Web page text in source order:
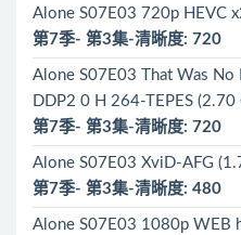
Alone S07E03 720p HEVC
第7季- 第3集-清晰度: 720
Alone S07E03 That Was
DDP2 0 H 264-TEPES (2.70
第7季- 第3集-清晰度: 720
Alone S07E03 XviD-AFG
第7季- 第3集-清晰度: 480
Alone S07E03 1080p WEB